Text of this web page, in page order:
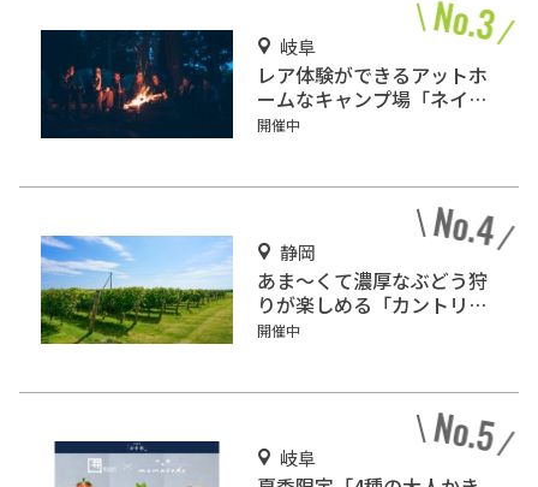
岐阜
レア体験ができるアットホ
ームなキャンプ場「ネイチ
ャーランドかみのほ」
開催中
静岡
あま～くて濃厚なぶどう狩
りが楽しめる「カントリー
ファーム佐藤園」
開催中
岐阜